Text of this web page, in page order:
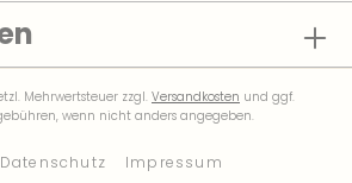
Mehrwertsteuer zzgl.Versandkosten und ggf.
wenn nicht anders angegeben.
Datenschutz Impressum